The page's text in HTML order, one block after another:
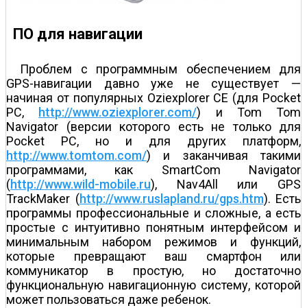
ПО для навигации
Проблем с программным обеспечением для
GPS-навигации давно уже не существует —
начиная от популярных Oziexplorer CE (для Pocket
PC,
http://www.oziexplorer.com/) и Tom Tom
Navigator (версии которого есть не только для
Pocket PC, но и для других платформ,
http://www.tomtom.com/) и заканчивая такими
программами, как SmartCom Navigator
(http://www.wild-mobile.ru), Nav4All или GPS
TrackMaker (http://www.ruslapland.ru/gps.htm). Есть
программы профессиональные и сложные, а есть
простые с интуитивно понятным интерфейсом и
минимальным набором режимов и функций,
которые превращают ваш смартфон или
коммуникатор в простую, но достаточно
функциональную навигационную систему, которой
может пользоваться даже ребенок.